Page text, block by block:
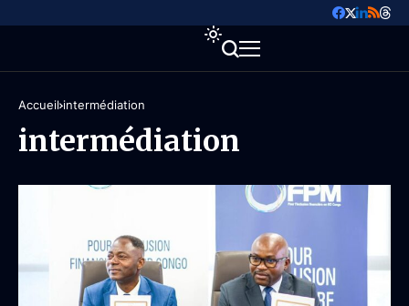
Accueil intermédiation
intermédiation